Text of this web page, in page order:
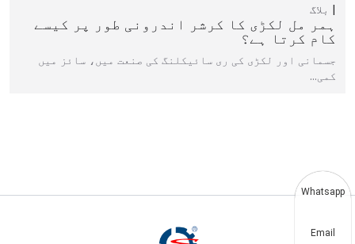
بلاگ
ہمر مل لکڑی کا کرشر اندرونی طور پر کیسے
کام کرتا ہے؟
جسمانی اور لکڑی کی ری سائیکلنگ کی صنعت میں، سائز میں
کمی…
Whatsapp
Email